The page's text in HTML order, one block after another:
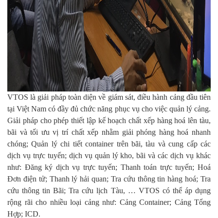
VTOS là giải pháp toàn diện về giám sát, điều hành cảng đầu tiên
tại Việt Nam có đầy đủ chức năng phục vụ cho việc quản lý cảng.
Giải pháp cho phép thiết lập kế hoạch chất xếp hàng hoá lên tàu,
bãi và tối ưu vị trí chất xếp nhằm giải phóng hàng hoá nhanh
chóng; Quản lý chi tiết container trên bãi, tàu và cung cấp các
dịch vụ trực tuyến; dịch vụ quản lý kho, bãi và các dịch vụ khác
như: Đăng ký dịch vụ trực tuyến; Thanh toán trực tuyến; Hoá
Đơn điện tử; Thanh lý hải quan; Tra cứu thông tin hàng hoá; Tra
cứu thông tin Bãi; Tra cứu lịch Tàu, … VTOS có thể áp dụng
rộng rãi cho nhiều loại cảng như: Cảng Container; Cảng Tổng
Hợp; ICD.